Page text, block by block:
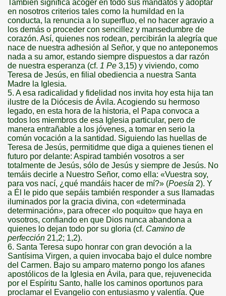
También significa acoger en todo sus mandatos y adoptar
en nosotros criterios tales como la humildad en la
conducta, la renuncia a lo superfluo, el no hacer agravio a
los demás o proceder con sencillez y mansedumbre de
corazón. Así, quienes nos rodean, percibirán la alegría que
nace de nuestra adhesión al Señor, y que no anteponemos
nada a su amor, estando siempre dispuestos a dar razón
de nuestra esperanza (cf. 1 Pe 3,15) y viviendo, como
Teresa de Jesús, en filial obediencia a nuestra Santa
Madre la Iglesia.
5. Aesa radicalidad y fidelidad nos invita hoy esta hija tan
ilustre de la Diócesis de Ávila. Acogiendo su hermoso
legado, en esta hora de la historia, el Papa convoca a
todos los miembros de esa Iglesia particular, pero de
manera entrañable a los jóvenes, a tomar en serio la
común vocación a la santidad. Siguiendo las huellas de
Teresa de Jesús, permitidme que diga a quienes tienen el
futuro por delante: Aspirad también vosotros a ser
totalmente de Jesús, sólo de Jesús y siempre de Jesús. No
temáis decirle a Nuestro Señor, como ella: «Vuestra soy,
para vos nací, ¿qué mandáis hacer de mí?» (Poesía 2). Y
a Él le pido que sepáis también responder a sus llamadas
iluminados por la gracia divina, con «determinada
determinación», para ofrecer «lo poquito» que haya en
vosotros, confiando en que Dios nunca abandona a
quienes lo dejan todo por su gloria (cf. Camino de
perfección 21,2; 1,2).
6. Santa Teresa supo honrar con gran devoción a la
Santísima Virgen, a quien invocaba bajo el dulce nombre
del Carmen. Bajo su amparo materno pongo los afanes
apostólicos de la Iglesia en Ávila, para que, rejuvenecida
por el Espíritu Santo, halle los caminos oportunos para
proclamar el Evangelio con entusiasmo y valentía. Que